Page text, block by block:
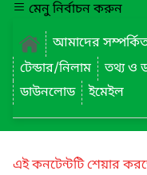
মেনু নির্বাচন করুন
আমাদের
টেন্ডার/নিলাম
তথ্য ও
ডাউনলোড
ইমেইল
এই কনটেন্টটি শেয়ার